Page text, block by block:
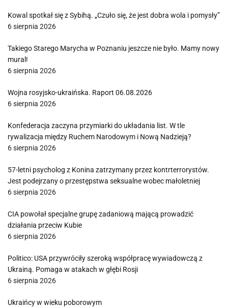
Kowal spotkał się z Sybihą. „Czuło się, że jest dobra wola i pomysły”
6 sierpnia 2026
Takiego Starego Marycha w Poznaniu jeszcze nie było. Mamy nowy
mural!
6 sierpnia 2026
Wojna rosyjsko-ukraińska. Raport 06.08.2026
6 sierpnia 2026
Konfederacja zaczyna przymiarki do układania list. W tle
rywalizacja między Ruchem Narodowym i Nową Nadzieją?
6 sierpnia 2026
57-letni psycholog z Konina zatrzymany przez kontrterrorystów.
Jest podejrzany o przestępstwa seksualne wobec małoletniej
6 sierpnia 2026
CIA powołał specjalne grupę zadaniową mającą prowadzić
działania przeciw Kubie
6 sierpnia 2026
Politico: USA przywróciły szeroką współpracę wywiadowczą z
Ukrainą. Pomaga w atakach w głębi Rosji
6 sierpnia 2026
Ukraińcy w wieku poborowym